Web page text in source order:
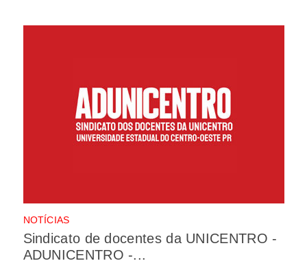
NOTÍCIAS
Sindicato de docentes da UNICENTRO -
ADUNICENTRO -...